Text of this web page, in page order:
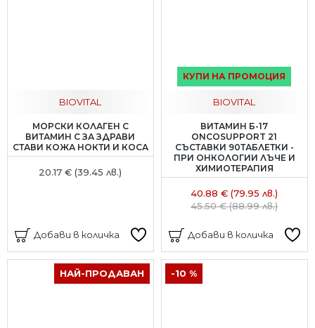
BIOVITAL
МОРСКИ КОЛАГЕН С
ВИТАМИН C ЗА ЗДРАВИ
СТАВИ КОЖА НОКТИ И КОСА
20.17 € (39.45 лв.)
Добави в количка
КУПИ НА ПРОМОЦИЯ
BIOVITAL
ВИТАМИН Б-17
ONCOSUPPORT 21
СЪСТАВКИ 90ТАБЛЕТКИ -
ПРИ ОНКОЛОГИИ ЛЪЧЕ И
ХИМИОТЕРАПИЯ
40.88 € (79.95 лв.)
45.50 € (88.99 лв.)
Добави в количка
НАЙ-ПРОДАВАН -10 %